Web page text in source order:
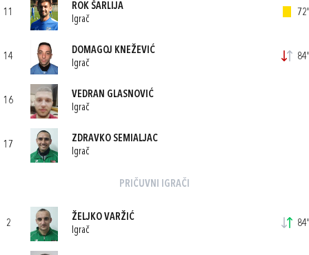
11
ROK ŠARLIJA
Igrač
72'
14
DOMAGOJ KNEŽEVIĆ
Igrač
84'
16
VEDRAN GLASNOVIĆ
Igrač
17
ZDRAVKO SEMIALJAC
Igrač
PRIČUVNI IGRAČI
2
ŽELJKO VARŽIĆ
Igrač
84'